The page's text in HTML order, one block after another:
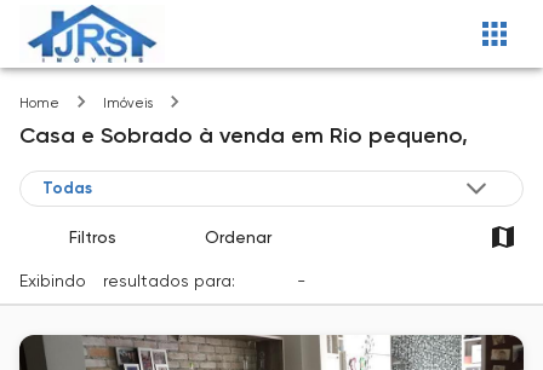
Home Imóveis
Casa e Sobrado à venda em Rio pequeno,
Filtros Ordenar
Exibindo resultados para: -